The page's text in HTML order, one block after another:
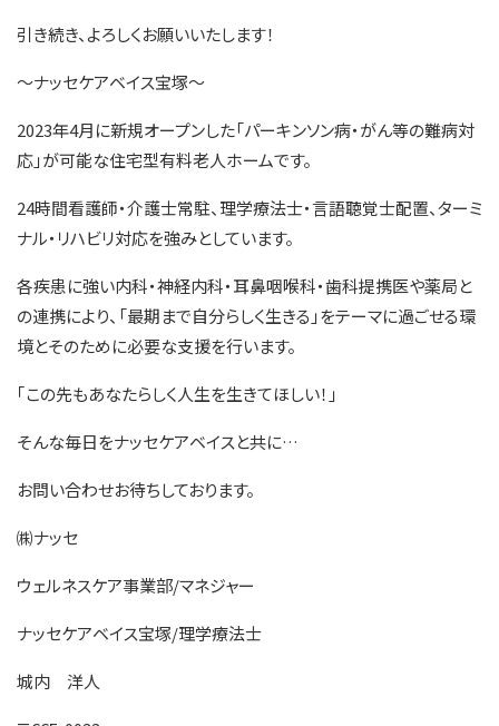
引き続き、よろしくお願いいたします！
～ナッセケアベイス宝塚～
2023年4月に新規オープンした「パーキンソン病・がん等の難病対
応」が可能な住宅型有料老人ホームです。
24時間看護師・介護士常駐、理学療法士・言語聴覚士配置、ターミ
ナル・リハビリ対応を強みとしています。
各疾患に強い内科・神経内科・耳鼻咽喉科・歯科提携医や薬局と
の連携により、「最期まで自分らしく生きる」をテーマに過ごせる環
境とそのために必要な支援を行います。
｢この先もあなたらしく人生を生きてほしい！｣
そんな毎日をナッセケアベイスと共に…
お問い合わせお待ちしております。
㈱ナッセ
ウェルネスケア事業部/マネジャー
ナッセケアベイス宝塚/理学療法士
城内 洋人